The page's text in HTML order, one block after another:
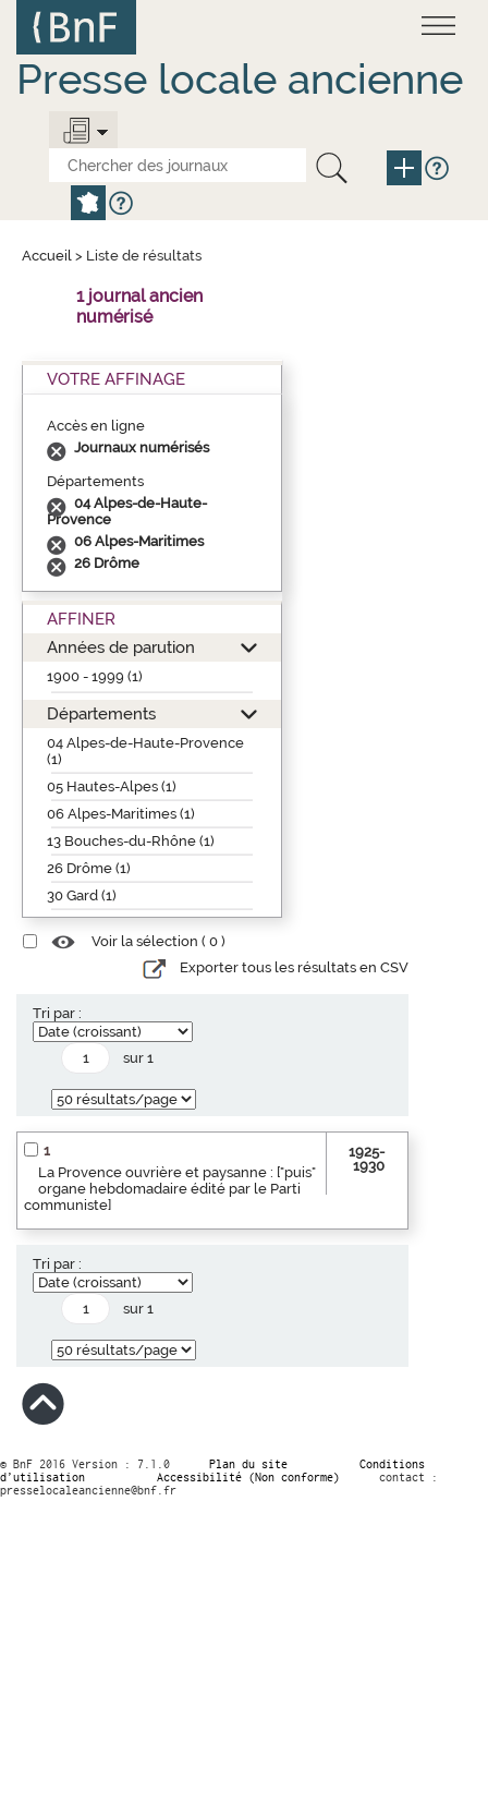
contenu
principal
Presse locale ancienne
Accueil > Liste de résultats
1 journal ancien
numérisé
VOTRE AFFINAGE
Accès en ligne
Journaux numérisés
Départements
04 Alpes-de-Haute-
Provence
06 Alpes-Maritimes
26 Drôme
AFFINER
Années de parution
1900 - 1999 (1)
Départements
04 Alpes-de-Haute-Provence
(1)
05 Hautes-Alpes (1)
06 Alpes-Maritimes (1)
13 Bouches-du-Rhône (1)
26 Drôme (1)
30 Gard (1)
Voir la sélection ( 0 )
Exporter tous les résultats en CSV
Tri par :
sur 1
1
La Provence ouvrière et paysanne : ["puis"
organe hebdomadaire édité par le Parti
communiste]
1925-
1930
Tri par :
sur 1
© BnF 2016 Version : 7.1.0 Plan du site
Conditions
d’utilisation
Accessibilité (Non conforme)
contact :
presselocaleancienne@bnf.fr
Panneau de gestion des cookies